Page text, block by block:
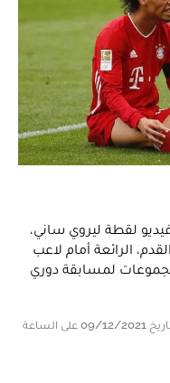
لقطة ليروي ساني،
الرائعة أمام لاعب
لمسابقة دوري
في 09/12/2021 على الساعة 21:36, تحديث بتاريخ 09/12/2021 على الساعة